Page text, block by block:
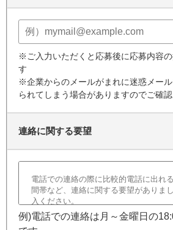
※ご入力いただくと応募後に応募内容
す
※企業からのメールがまれに迷惑メー
られてしまう場合がありますのでご確
連絡に関する要望
例)電話での連絡は月～金曜日の